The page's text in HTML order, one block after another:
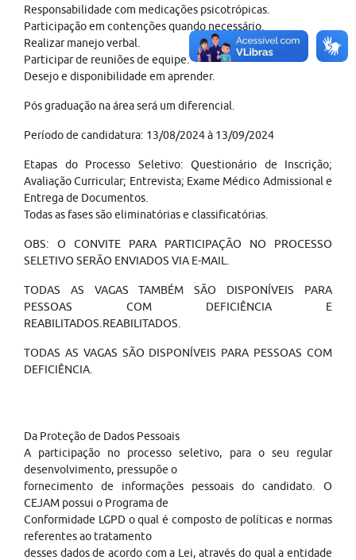
Responsabilidade com medicações psicotrópicas.
Participação em contenções quando necessário.
Realizar manejo verbal.
Participar de reuniões de equipe.
Desejo e disponibilidade em aprender.
Pós graduação na área será um diferencial.
Período de candidatura: 13/08/2024 à 13/09/2024
Etapas do Processo Seletivo: Questionário de Inscrição;
Avaliação Curricular; Entrevista; Exame Médico Admissional e
Entrega de Documentos.
Todas as fases são eliminatórias e classificatórias.
OBS: O CONVITE PARA PARTICIPAÇÃO NO PROCESSO
SELETIVO SERÃO ENVIADOS VIA E-MAIL.
TODAS AS VAGAS TAMBÉM SÃO DISPONÍVEIS PARA
PESSOAS COM DEFICIÊNCIA E
REABILITADOS.REABILITADOS.
TODAS AS VAGAS SÃO DISPONÍVEIS PARA PESSOAS COM
DEFICIÊNCIA.
Da Proteção de Dados Pessoais
A participação no processo seletivo, para o seu regular
desenvolvimento, pressupõe o
fornecimento de informações pessoais do candidato. O
CEJAM possui o Programa de
Conformidade LGPD o qual é composto de políticas e normas
referentes ao tratamento
desses dados de acordo com a Lei, através do qual a entidade